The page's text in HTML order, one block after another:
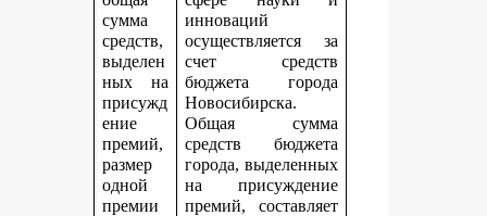
сумма
средств,
выделен
ных на
присужд
ение
премий,
размер
одной
премии
инноваций
осуществляется за
счет средств
бюджета города
Новосибирска.
Общая сумма
средств бюджета
города, выделенных
на присуждение
премий, составляет